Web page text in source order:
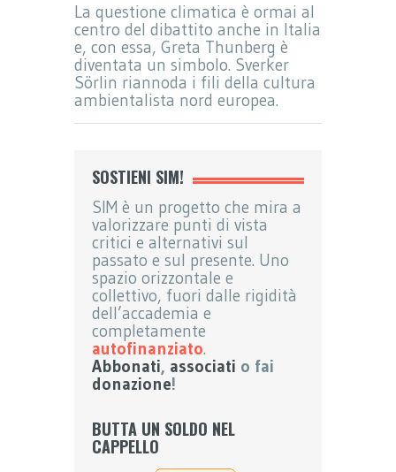
La questione climatica è ormai al
centro del dibattito anche in Italia
e, con essa, Greta Thunberg è
diventata un simbolo. Sverker
Sörlin riannoda i fili della cultura
ambientalista nord europea.
SOSTIENI SIM!
SIM è un progetto che mira a
valorizzare punti di vista
critici e alternativi sul
passato e sul presente. Uno
spazio orizzontale e
collettivo, fuori dalle rigidità
dell’accademia e
completamente
autofinanziato.
Abbonati, associati o fai
donazione!
BUTTA UN SOLDO NEL
CAPPELLO